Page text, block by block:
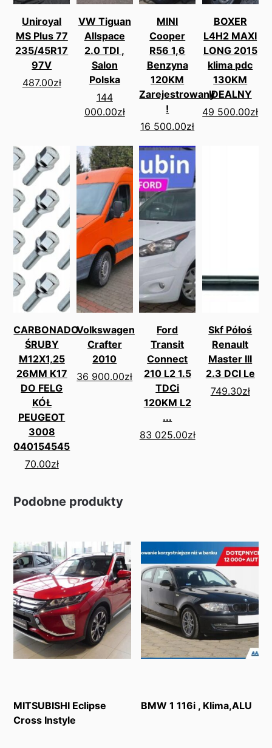
Uniroyal
MS Plus 77
235/45R17
97V
487.00zł
VW Tiguan
Allspace
2.0 TDI ,
Salon
Polska
144
000.00zł
MINI
Cooper
R56 1,6
Benzyna
120KM
Zarejestrowany
!
16 500.00zł
BOXER
L4H2 MAXI
LONG 2015
klima pdc
130KM
IDEALNY
49 500.00zł
CARBONADO
ŚRUBY
M12X1,25
26MM K17
DO FELG
KÓŁ
PEUGEOT
3008
040154545
70.00zł
Volkswagen
Crafter
2010
36 900.00zł
Ford
Transit
Connect
210 L2 1.5
TDCi
120KM L2
...
83 025.00zł
Skf Półoś
Renault
Master III
2.3 DCI Le
749.30zł
Podobne produkty
MITSUBISHI Eclipse
Cross Instyle
BMW 1 116i , Klima,ALU